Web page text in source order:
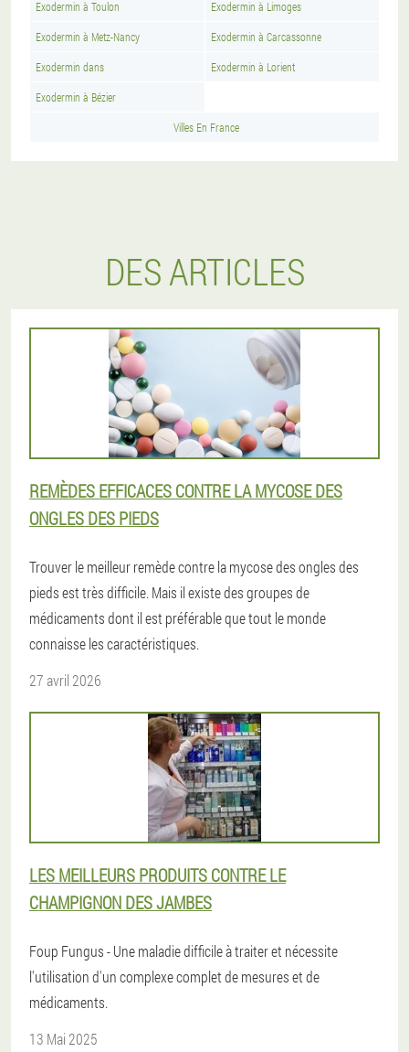
Exodermin à Toulon Exodermin à Limoges
Exodermin à Metz-Nancy Exodermin à Carcassonne
Exodermin dans Exodermin à Lorient
Exodermin à Bézier
Villes En France
DES ARTICLES
REMÈDES EFFICACES CONTRE LA MYCOSE DES
ONGLES DES PIEDS
Trouver le meilleur remède contre la mycose des ongles des
pieds est très difficile. Mais il existe des groupes de
médicaments dont il est préférable que tout le monde
connaisse les caractéristiques.
27 avril 2026
LES MEILLEURS PRODUITS CONTRE LE
CHAMPIGNON DES JAMBES
Foup Fungus - Une maladie difficile à traiter et nécessite
l'utilisation d'un complexe complet de mesures et de
médicaments.
13 Mai 2025